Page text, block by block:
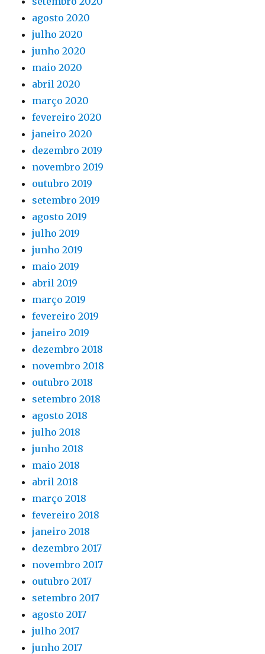
agosto 2020
julho 2020
junho 2020
maio 2020
abril 2020
março 2020
fevereiro 2020
janeiro 2020
dezembro 2019
novembro 2019
outubro 2019
setembro 2019
agosto 2019
julho 2019
junho 2019
maio 2019
abril 2019
março 2019
fevereiro 2019
janeiro 2019
dezembro 2018
novembro 2018
outubro 2018
setembro 2018
agosto 2018
julho 2018
junho 2018
maio 2018
abril 2018
março 2018
fevereiro 2018
janeiro 2018
dezembro 2017
novembro 2017
outubro 2017
setembro 2017
agosto 2017
julho 2017
junho 2017